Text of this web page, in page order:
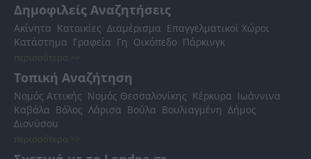
Δημοφιλείς Αναζητήσεις
Ακίνητα Κατοικίες Διαμέρισμα Επαγγελματικοί Χώροι
Κατάστημα Γραφεία Γη Οικόπεδο Πάρκινγκ
περισσότερα >>
Τοπική Αναζήτηση
Νομός Αττικής Νομός Θεσσαλονίκης Κέρκυρα Ιωάννινα
Καβάλα Βόλος Λάρισα Βούλα Βουλιαγμένη Δήμος
Διονύσου
περισσότερα >>